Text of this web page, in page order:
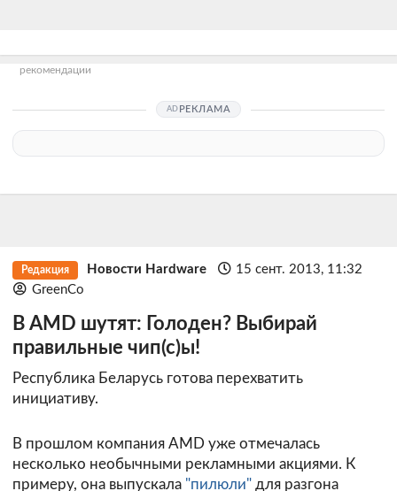
рекомендации
РЕКЛАМА
Редакция Новости Hardware
15 сент. 2013, 11:32
GreenCo
В AMD шутят: Голоден? Выбирай
правильные чип(с)ы!
Республика Беларусь готова перехватить
инициативу.
В прошлом компания AMD уже отмечалась
несколько необычными рекламными акциями. К
примеру, она выпускала "пилюли" для разгона